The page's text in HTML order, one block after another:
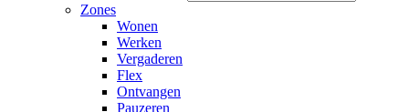
Zones
Wonen
Werken
Vergaderen
Flex
Ontvangen
Pauzeren